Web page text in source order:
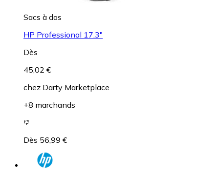
Sacs à dos
HP Professional 17.3"
Dès
45,02 €
chez Darty Marketplace
+8 marchands
Dès 56,99 €